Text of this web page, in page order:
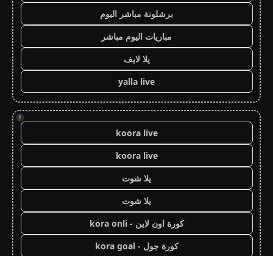
برشلونة مباشر اليوم
مباريات اليوم مباشر
يلا لايف
yalla live
!
koora live
koora live
يلا شوت
يلا شوت
كورة اون لاين - kora onli
كورة جول - kora goal